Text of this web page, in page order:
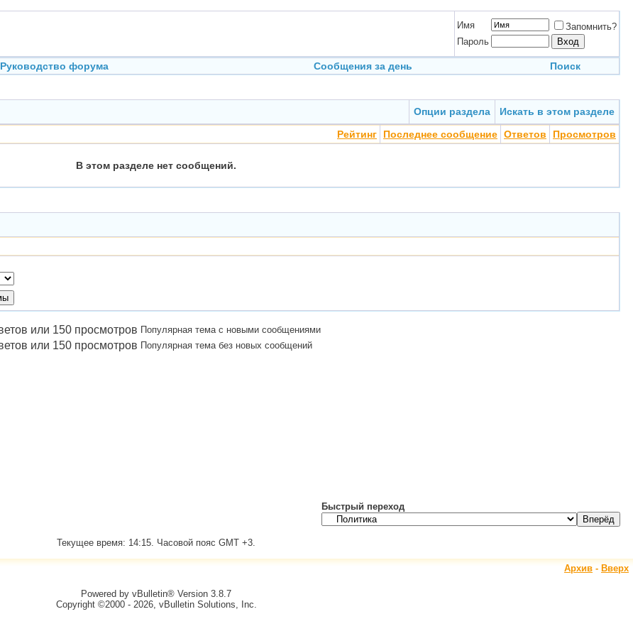
Имя
Запомнить?
Пароль
Руководство форума Сообщения за день Поиск
Опции раздела
Искать в этом разделе
Рейтинг
Последнее сообщение Ответов Просмотров
В этом разделе нет сообщений.
Популярная тема с новыми сообщениями
Популярная тема без новых сообщений
Быстрый переход
Текущее время: 14:15. Часовой пояс GMT +3.
Архив - Вверх
Powered by vBulletin® Version 3.8.7
Copyright ©2000 - 2026, vBulletin Solutions, Inc.